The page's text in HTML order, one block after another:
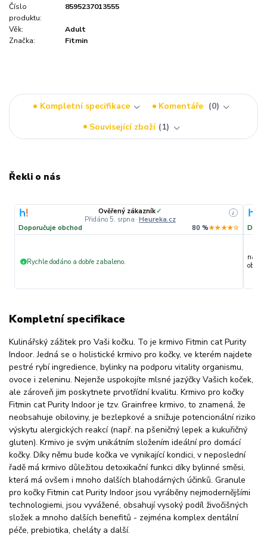
Číslo
produktu:
8595237013555
Věk:
Adult
Značka:
Fitmin
Kompletní specifikace Komentáře
0
Související zboží
1
Řekli o nás
Ověřený zákazník✓
Přidáno 5. srpna · Heureka.cz
i
Doporučuje obchod 80 %★★★★☆
+ Rychle dodáno a dobře zabaleno.
Kompletní specifikace
Kulinářský zážitek pro Vaši kočku. To je krmivo Fitmin cat Purity
Indoor. Jedná se o holistické krmivo pro kočky, ve kterém najdete
pestré rybí ingredience, bylinky na podporu vitality organismu,
ovoce i zeleninu. Nejenže uspokojíte mlsné jazýčky Vašich koček,
ale zároveň jim poskytnete prvotřídní kvalitu. Krmivo pro kočky
Fitmin cat Purity Indoor je tzv. Grainfree krmivo, to znamená, že
neobsahuje obiloviny, je bezlepkové a snižuje potencionální riziko
výskytu alergických reakcí (např. na pšeničný lepek a kukuřičný
gluten). Krmivo je svým unikátním složením ideální pro domácí
kočky. Díky němu bude kočka ve vynikající kondici, v neposlední
řadě má krmivo důležitou detoxikační funkci díky bylinné směsi,
která má ovšem i mnoho dalších blahodárných účinků. Granule
pro kočky Fitmin cat Purity Indoor jsou vyráběny nejmodernějšími
technologiemi, jsou vyvážené, obsahují vysoký podíl živočišných
složek a mnoho dalších benefitů - zejména komplex dentální
péče, prebiotika, cheláty a další.